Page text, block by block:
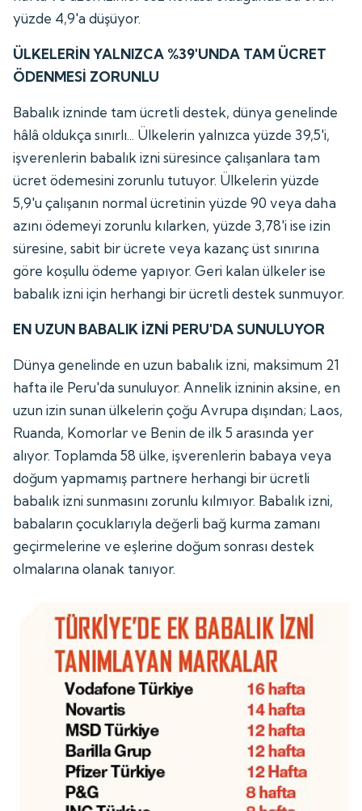
yüzde 4,9'a düşüyor.
ÜLKELERİN YALNIZCA %39'UNDA TAM ÜCRET
ÖDENMESİ ZORUNLU
Babalık izninde tam ücretli destek, dünya genelinde
hâlâ oldukça sınırlı... Ülkelerin yalnızca yüzde 39,5'i,
işverenlerin babalık izni süresince çalışanlara tam
ücret ödemesini zorunlu tutuyor. Ülkelerin yüzde
5,9'u çalışanın normal ücretinin yüzde 90 veya daha
azını ödemeyi zorunlu kılarken, yüzde 3,78'i ise izin
süresine, sabit bir ücrete veya kazanç üst sınırına
göre koşullu ödeme yapıyor. Geri kalan ülkeler ise
babalık izni için herhangi bir ücretli destek sunmuyor.
EN UZUN BABALIK İZNİ PERU'DA SUNULUYOR
Dünya genelinde en uzun babalık izni, maksimum 21
hafta ile Peru'da sunuluyor. Annelik izninin aksine, en
uzun izin sunan ülkelerin çoğu Avrupa dışından; Laos,
Ruanda, Komorlar ve Benin de ilk 5 arasında yer
alıyor. Toplamda 58 ülke, işverenlerin babaya veya
doğum yapmamış partnere herhangi bir ücretli
babalık izni sunmasını zorunlu kılmıyor. Babalık izni,
babaların çocuklarıyla değerli bağ kurma zamanı
geçirmelerine ve eşlerine doğum sonrası destek
olmalarına olanak tanıyor.